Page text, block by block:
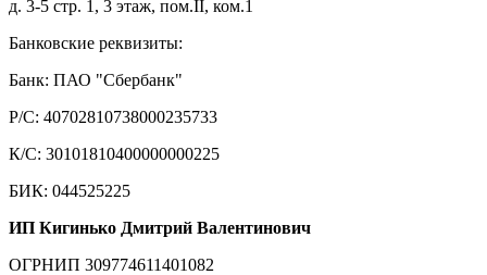
д. 3-5 стр. 1, 3 этаж, пом.II, ком.1
Банковские реквизиты:
Банк: ПАО "Сбербанк"
Р/С: 40702810738000235733
К/С: 30101810400000000225
БИК: 044525225
ИП Кигинько Дмитрий Валентинович
ОГРНИП 309774611401082